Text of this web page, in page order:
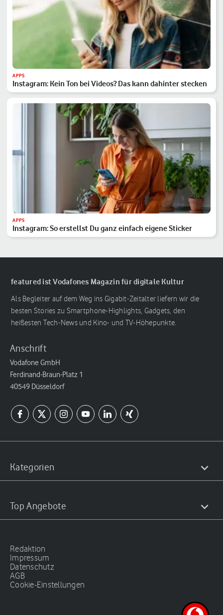
APPS
Instagram: Kein Ton bei Videos? Das kann dahinter stecken
APPS
Instagram: So erstellst Du ganz einfach eigene Sticker
featured ist Vodafones Magazin für digitale Kultur
Als Begleiter auf dem Weg ins Gigabit-Zeitalter liefern wir die
besten Stories zu Smartphone-Highlights, Gadgets, den
heißesten Tech-News und Kino- und TV-Höhepunkte.
Anschrift
Vodafone GmbH
Ferdinand-Braun-Platz 1
40549 Düsseldorf
Kategorien
Top Angebote
Redaktion
Impressum
Datenschutz
AGB
Cookie-Einstellungen